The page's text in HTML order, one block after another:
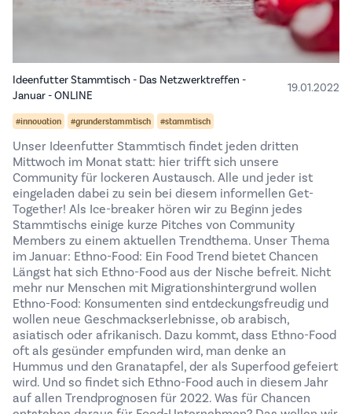
Ideenfutter Stammtisch - Das Netzwerktreffen -
Januar - ONLINE
19.01.2022
#innovation #grunderstammtisch #stammtisch
Unser Ideenfutter Stammtisch findet jeden dritten
Mittwoch im Monat statt: hier trifft sich unsere
Community für lockeren Austausch. Alle und jeder ist
eingeladen dabei zu sein bei diesem informellen Get-
Together! Als Ice-breaker hören wir zu Beginn jedes
Stammtischs einige kurze Pitches von Community
Members zu einem aktuellen Trendthema. Unser Thema
im Januar: Ethno-Food: Ein Food Trend bietet Chancen
Längst hat sich Ethno-Food aus der Nische befreit. Nicht
mehr nur Menschen mit Migrationshintergrund wollen
Ethno-Food: Konsumenten sind entdeckungsfreudig und
wollen neue Geschmackserlebnisse, ob arabisch,
asiatisch oder afrikanisch. Dazu kommt, dass Ethno-Food
oft als gesünder empfunden wird, man denke an
Hummus und den Granatapfel, der als Superfood gefeiert
wird. Und so findet sich Ethno-Food auch in diesem Jahr
auf allen Trendprognosen für 2022. Was für Chancen